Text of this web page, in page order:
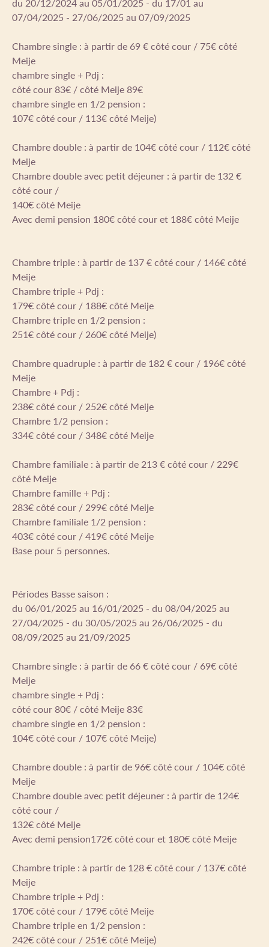
07/04/2025 - 27/06/2025 au 07/09/2025
Chambre single : à partir de 69 € côté cour / 75€ côté
Meije
chambre single + Pdj :
côté cour 83€ / côté Meije 89€
chambre single en 1/2 pension :
107€ côté cour / 113€ côté Meije)
Chambre double : à partir de 104€ côté cour / 112€ côté
Meije
Chambre double avec petit déjeuner : à partir de 132 €
côté cour /
140€ côté Meije
Avec demi pension 180€ côté cour et 188€ côté Meije
Chambre triple : à partir de 137 € côté cour / 146€ côté
Meije
Chambre triple + Pdj :
179€ côté cour / 188€ côté Meije
Chambre triple en 1/2 pension :
251€ côté cour / 260€ côté Meije)
Chambre quadruple : à partir de 182 € cour / 196€ côté
Meije
Chambre + Pdj :
238€ côté cour / 252€ côté Meije
Chambre 1/2 pension :
334€ côté cour / 348€ côté Meije
Chambre familiale : à partir de 213 € côté cour / 229€
côté Meije
Chambre famille + Pdj :
283€ côté cour / 299€ côté Meije
Chambre familiale 1/2 pension :
403€ côté cour / 419€ côté Meije
Base pour 5 personnes.
Périodes Basse saison :
du 06/01/2025 au 16/01/2025 - du 08/04/2025 au
27/04/2025 - du 30/05/2025 au 26/06/2025 - du
08/09/2025 au 21/09/2025
Chambre single : à partir de 66 € côté cour / 69€ côté
Meije
chambre single + Pdj :
côté cour 80€ / côté Meije 83€
chambre single en 1/2 pension :
104€ côté cour / 107€ côté Meije)
Chambre double : à partir de 96€ côté cour / 104€ côté
Meije
Chambre double avec petit déjeuner : à partir de 124€
côté cour /
132€ côté Meije
Avec demi pension172€ côté cour et 180€ côté Meije
Chambre triple : à partir de 128 € côté cour / 137€ côté
Meije
Chambre triple + Pdj :
170€ côté cour / 179€ côté Meije
Chambre triple en 1/2 pension :
242€ côté cour / 251€ côté Meije)